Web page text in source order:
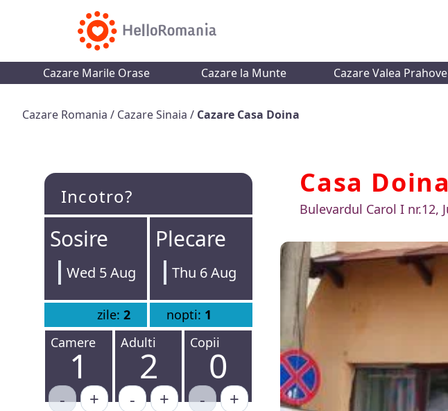
Cazare Marile Orase Cazare la Munte Cazare Valea
Cazare Romania / Cazare Sinaia / Cazare Casa Doina
Incotro?
Sosire
Wed 5 Aug
Plecare
Thu 6 Aug
zile: 2 nopti: 1
Camere
1
- +
Adulti
2
- +
Copii
0
-
+
Casa Doina
Bulevardul Carol I nr.12,